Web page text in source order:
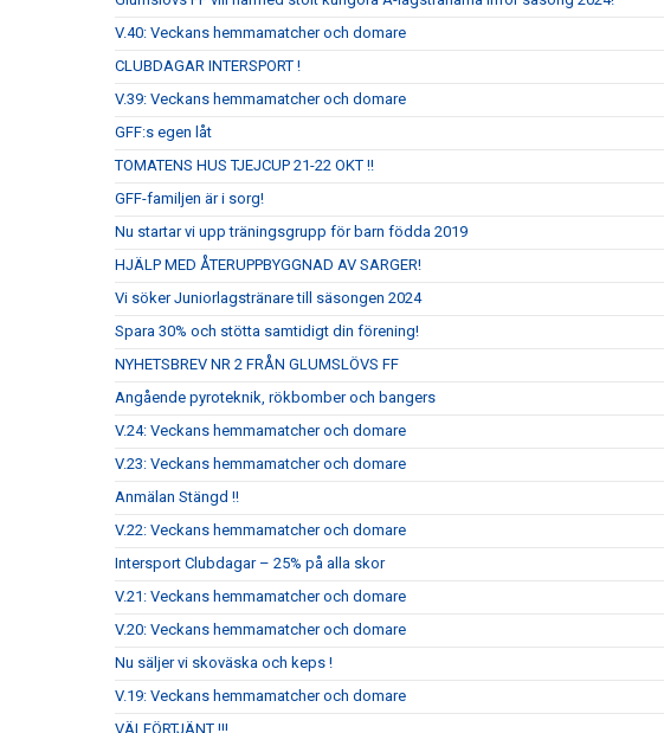
V.40: Veckans hemmamatcher och domare
CLUBDAGAR INTERSPORT !
V.39: Veckans hemmamatcher och domare
GFF:s egen låt
TOMATENS HUS TJEJCUP 21-22 OKT !!
GFF-familjen är i sorg!
Nu startar vi upp träningsgrupp för barn födda 2019
HJÄLP MED ÅTERUPPBYGGNAD AV SARGER!
Vi söker Juniorlagstränare till säsongen 2024
Spara 30% och stötta samtidigt din förening!
NYHETSBREV NR 2 FRÅN GLUMSLÖVS FF
Angående pyroteknik, rökbomber och bangers
V.24: Veckans hemmamatcher och domare
V.23: Veckans hemmamatcher och domare
Anmälan Stängd !!
V.22: Veckans hemmamatcher och domare
Intersport Clubdagar – 25% på alla skor
V.21: Veckans hemmamatcher och domare
V.20: Veckans hemmamatcher och domare
Nu säljer vi skoväska och keps !
V.19: Veckans hemmamatcher och domare
VÄLFÖRTJÄNT !!!